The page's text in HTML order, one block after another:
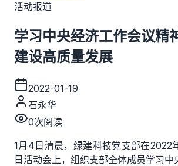
活动报道
学习中央经济工作会议精
建设高质量发展
2022-01-19
石永华
0次阅读
1月4日清晨，绿建科技党支部在2022
日活动会上，组织支部全体成员学习中